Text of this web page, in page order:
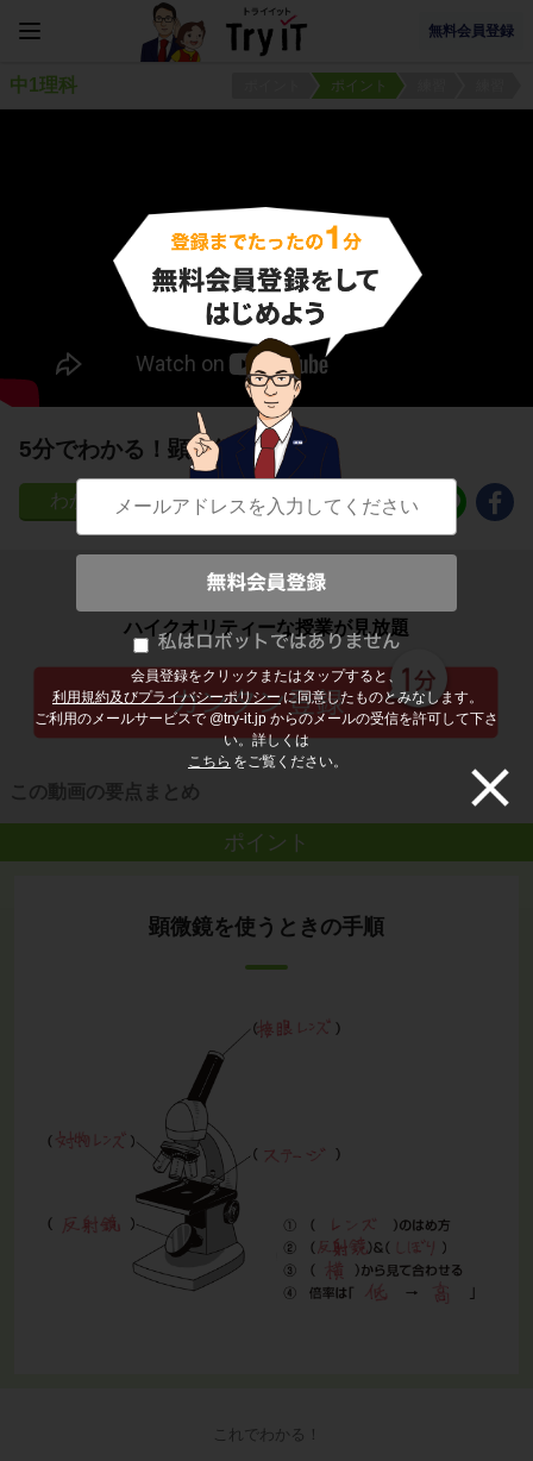
無料会員登録
会員登録をクリックまたはタップすると、
利用規約及びプライバシーポリシー に同意したものとみなします。
ご利用のメールサービスで @try-it.jp からのメールの受信を許可して下さ
い。詳しくは
こちら をご覧ください。
中1理科 ポイント
5分でわかる！顕微鏡の手順
1478
子どもの勉強から大人の学び直しまで
ハイクオリティーな授業が見放題
この動画の要点まとめ
ポイント
顕微鏡を使うときの手順
これでわかる！